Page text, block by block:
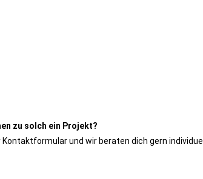
zu solch ein Projekt?
und wir beraten dich gern individuell